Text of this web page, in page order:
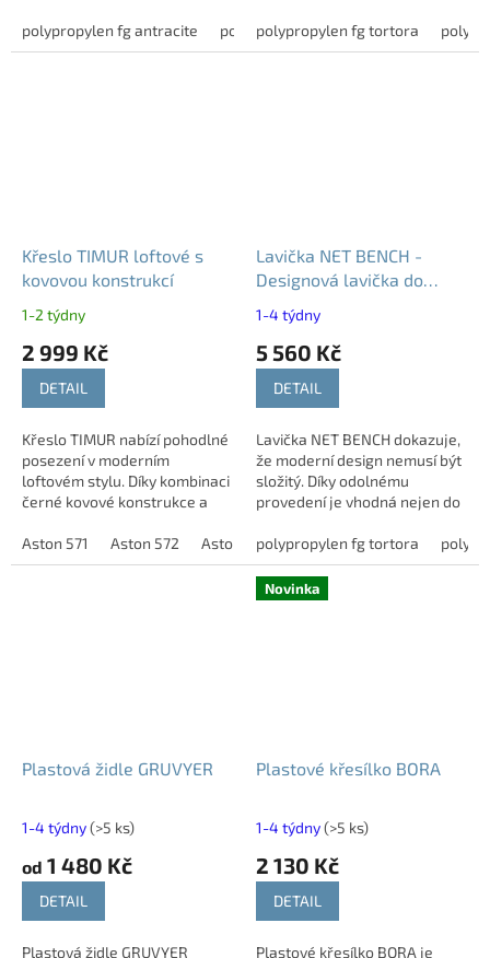
snadnou údržbou.Díky
použitému materiálu je...
polypropylen fg antracite polypropylen fg bianco
opěrákem poskytuje komfort
při dlouhém...
polypropylen fg tortora
Křeslo TIMUR loftové s
kovovou konstrukcí
1-2 týdny
2 999 Kč
DETAIL
Křeslo TIMUR nabízí pohodlné
posezení v moderním
loftovém stylu. Díky kombinaci
černé kovové konstrukce a
hodí do zimních zahrad,
altánů, krytých...
Aston 571 Aston 572 Aston 573 Aston 574 Aston 575
Lavička NET BENCH -
Designová lavička do
1-4 týdny
5 560 Kč
DETAIL
Lavička NET BENCH dokazuje,
že moderní design nemusí být
složitý. Díky odolnému
provedení je vhodná nejen do
zahrady, balkony nebo do
komerčních...
polypropylen fg tortora
Plastová židle GRUVYER
1-4 týdny(>5 ks)
od 1 480 Kč
DETAIL
Plastová židle GRUVYER
Novinka
Plastové křesílko BORA
1-4 týdny(>5 ks)
2 130 Kč
DETAIL
Plastové křesílko BORA je